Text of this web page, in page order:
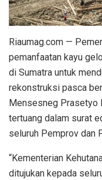
Riaumag.com —
pemanfaatan kayu
di Sumatra untuk
rekonstruksi pasca
Mensesneg Prasetyo
tertuang dalam surat
seluruh Pemprov dan
“Kementerian
ditujukan kepada